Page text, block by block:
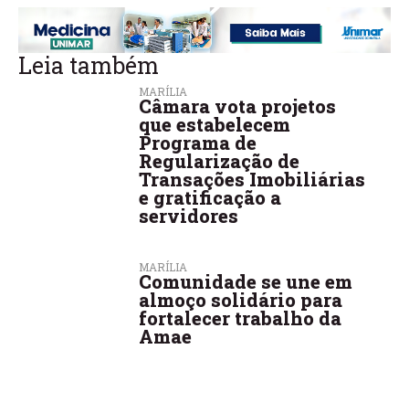
Leia também
MARÍLIA
Câmara vota projetos
que estabelecem
Programa de
Regularização de
Transações Imobiliárias
e gratificação a
servidores
MARÍLIA
Comunidade se une em
almoço solidário para
fortalecer trabalho da
Amae